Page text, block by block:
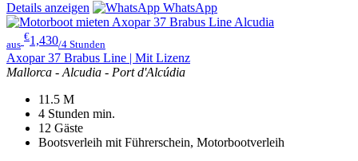
Details anzeigen WhatsApp
aus
€1,430/4 Stunden
Axopar 37 Brabus Line | Mit Lizenz
Mallorca - Alcudia - Port d'Alcúdia
11.5 M
4 Stunden min.
12 Gäste
Bootsverleih mit Führerschein, Motorbootverleih